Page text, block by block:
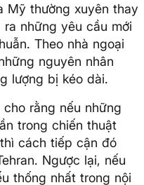
Mỹ thường xuyên thay
những yêu cầu mới
Theo nhà ngoại
nguyên nhân
lượng bị kéo dài.
rằng nếu những
trong chiến thuật
cách tiếp cận đó
Ngược lại, nếu
thống nhất trong nội